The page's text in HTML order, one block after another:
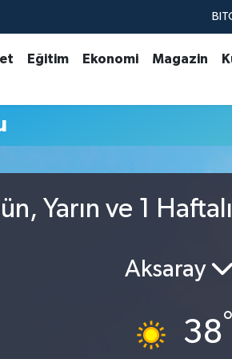
Eğitim Ekonomi Magazin
Yarın ve 1
Aksaray
38°